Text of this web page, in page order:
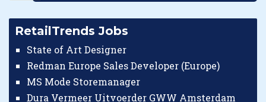
RetailTrends Jobs
State of Art Designer
Redman Europe Sales Developer (Europe)
MS Mode Storemanager
Dura Vermeer Uitvoerder GWW Amsterdam